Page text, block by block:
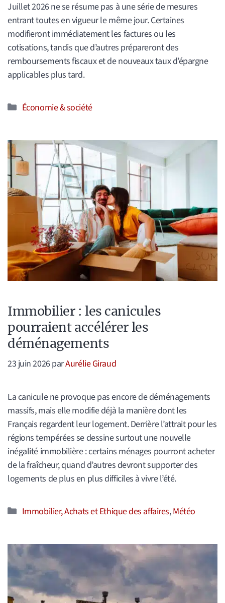
Juillet 2026 ne se résume pas à une série de mesures
entrant toutes en vigueur le même jour. Certaines
modifieront immédiatement les factures ou les
cotisations, tandis que d’autres prépareront des
remboursements fiscaux et de nouveaux taux d’épargne
applicables plus tard.
Catégories
Économie & société
Immobilier : les canicules
pourraient accélérer les
déménagements
23 juin 2026parAurélie Giraud
La canicule ne provoque pas encore de déménagements
massifs, mais elle modifie déjà la manière dont les
Français regardent leur logement. Derrière l’attrait pour les
régions tempérées se dessine surtout une nouvelle
inégalité immobilière : certains ménages pourront acheter
de la fraîcheur, quand d’autres devront supporter des
logements de plus en plus difficiles à vivre l’été.
Catégories
Immobilier, Achats et Ethique des affaires,Météo